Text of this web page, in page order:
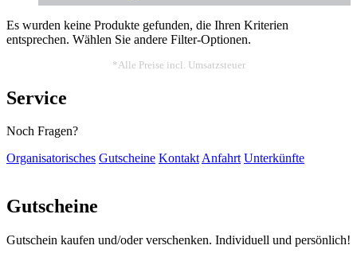
Es wurden keine Produkte gefunden, die Ihren Kriterien
entsprechen. Wählen Sie andere Filter-Optionen.
*Alle Preise incl. Umsatzsteuer
Service
Noch Fragen?
Organisatorisches Gutscheine KontaktAnfahrt Unterkünfte
Gutscheine
Gutschein kaufen und/oder verschenken. Individuell und persönlich!